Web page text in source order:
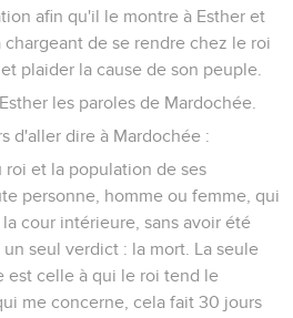
afin qu'il le montre à Esther et
de se rendre chez le roi
plaider la cause de son peuple.
les paroles de Mardochée.
d'aller dire à Mardochée :
roi et la population de ses
personne, homme ou femme, qui
cour intérieure, sans avoir été
un seul verdict : la mort. La seule
est celle à qui le roi tend le
me concerne, cela fait 30 jours